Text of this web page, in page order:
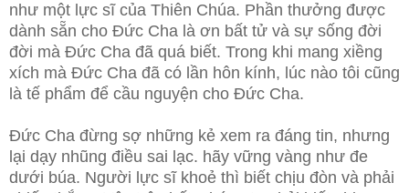
như một lực sĩ của Thiên Chúa. Phần thưởng được
dành sẵn cho Đức Cha là ơn bất tử và sự sống đời
đời mà Đức Cha đã quá biết. Trong khi mang xiềng
xích mà Đức Cha đã có lần hôn kính, lúc nào tôi cũng
là tế phẩm để cầu nguyện cho Đức Cha.
Đức Cha đừng sợ những kẻ xem ra đáng tin, nhưng
lại dạy nhũng điều sai lạc. hãy vững vàng như đe
dưới búa. Người lực sĩ khoẻ thì biết chịu đòn và phải